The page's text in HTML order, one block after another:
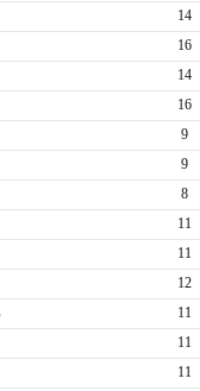
14
16
14
16
9
9
8
11
11
12
11
11
11